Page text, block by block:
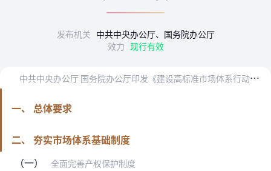
发布机关 中共中央办公厅、国务院办公厅
效力 现行有效
中
共中央办公厅 国务院办公厅印发《建设高标准市场体系行动方案》
一、 总体要求
二、 夯实市场体系基础制度
（一）
全面完善产权保护制度